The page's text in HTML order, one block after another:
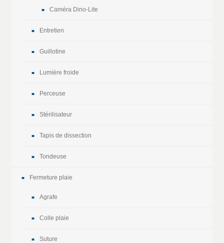
Caméra Dino-Lite
Entretien
Guillotine
Lumière froide
Perceuse
Stérilisateur
Tapis de dissection
Tondeuse
Fermeture plaie
Agrafe
Colle plaie
Suture